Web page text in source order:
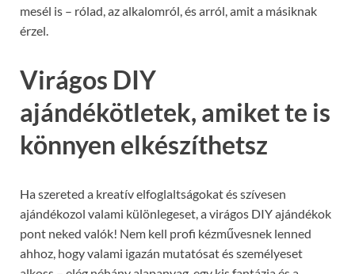
mesél is – rólad, az alkalomról, és arról, amit a másiknak
érzel.
Virágos DIY
ajándékötletek, amiket te is
könnyen elkészíthetsz
Ha szereted a kreatív elfoglaltságokat és szívesen
ajándékozol valami különlegeset, a virágos DIY ajándékok
pont neked valók! Nem kell profi kézművesnek lenned
ahhoz, hogy valami igazán mutatósat és személyeset